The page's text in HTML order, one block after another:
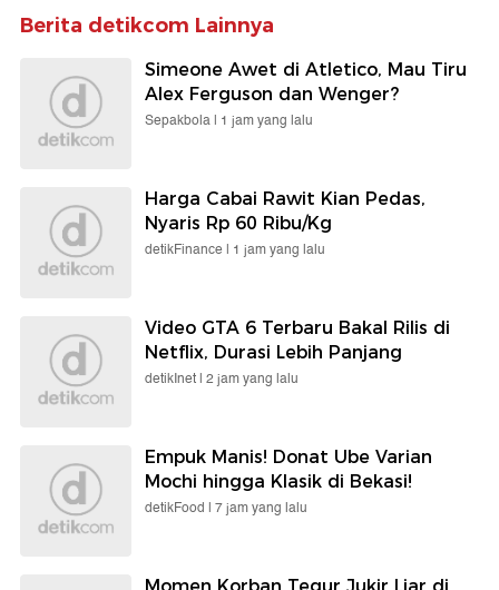
Berita detikcom Lainnya
Simeone Awet di Atletico, Mau Tiru
Alex Ferguson dan Wenger?
Sepakbola | 1 jam yang lalu
Harga Cabai Rawit Kian Pedas,
Nyaris Rp 60 Ribu/Kg
detikFinance | 1 jam yang lalu
Video GTA 6 Terbaru Bakal Rilis di
Netflix, Durasi Lebih Panjang
detikInet | 2 jam yang lalu
Empuk Manis! Donat Ube Varian
Mochi hingga Klasik di Bekasi!
detikFood | 7 jam yang lalu